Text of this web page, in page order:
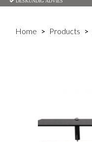
Home Products